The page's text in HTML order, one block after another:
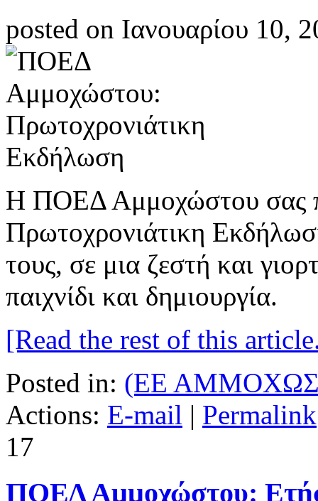
posted on Ιανουαρίου 10,
Η ΠΟΕΔ Αμμοχώστου σας
Πρωτοχρονιάτικη
τους, σε μια ζεστή και
παιχνίδι και δημιουργία.
[Read the rest of this
Posted in: (ΕΕ
Actions: E-mail | Permalink
17
ΠΟΕΔ Αμμοχώστου: